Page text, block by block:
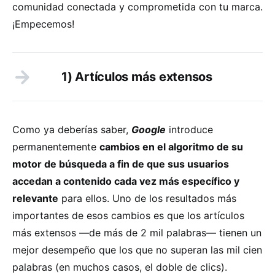
comunidad conectada y comprometida con tu marca.
¡Empecemos!
1) Artículos más extensos
Como ya deberías saber, Google introduce
permanentemente cambios en el algoritmo de su
motor de búsqueda a fin de que sus usuarios
accedan a contenido cada vez más específico y
relevante para ellos. Uno de los resultados más
importantes de esos cambios es que los artículos
más extensos —de más de 2 mil palabras— tienen un
mejor desempeño que los que no superan las mil cien
palabras (en muchos casos, el doble de clics).